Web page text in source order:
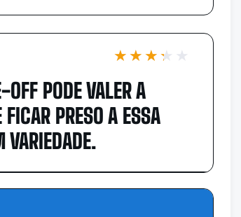
★★★★★
★★★★★
PODE VALER A
PRESO A ESSA
VARIEDADE.